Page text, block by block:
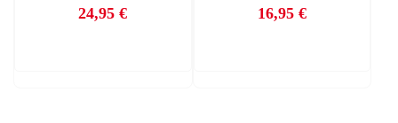
Precio
24,95 € Precio
16,95 €